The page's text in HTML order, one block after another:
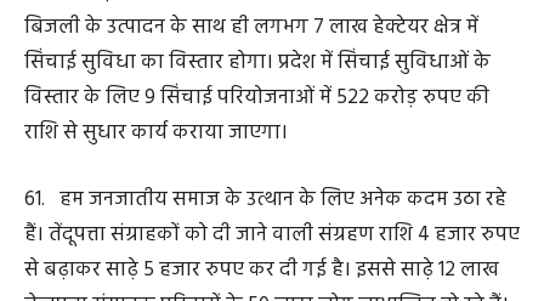
67. अपनी प्राकृतिक संपदा को न केवल हम सहेजे हुए हैं अपितु
उसका निरंतर संवर्धन भी कर रहे हैं। वन पारिस्थितिकी सेवा को
हमने ग्रीन जीडीपी के साथ जोड़ने की पहल की है। हाल ही में
भारतीय वन सर्वेक्षण रिपोर्ट आई है, इसमें बताया गया है कि
वृद्धि हुई है, जो देश में सबसे ज्यादा रही है। प्रधानमंत्री श्री नरेन्द्र
मोदी जी के आह्वान पर प्रदेश में ‘‘एक पेड़ मां के नाम‘‘ अभियान के
तहत विगत वर्ष में साढ़े तीन करोड़ से अधिक पौधे लगाए गए हैं।